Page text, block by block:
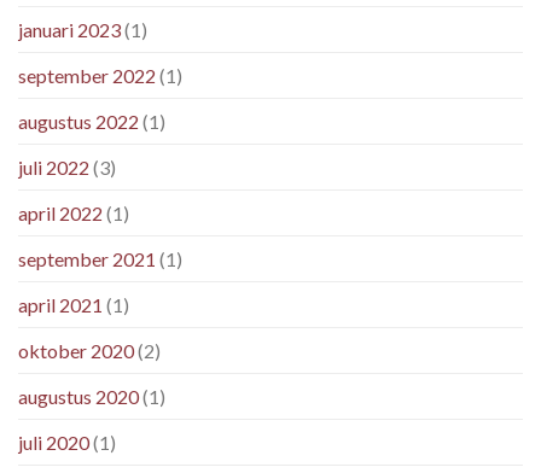
januari 2023(1)
september 2022 (1)
augustus 2022 (1)
juli 2022 (3)
april 2022 (1)
september 2021 (1)
april 2021 (1)
oktober 2020(2)
augustus 2020(1)
juli 2020(1)